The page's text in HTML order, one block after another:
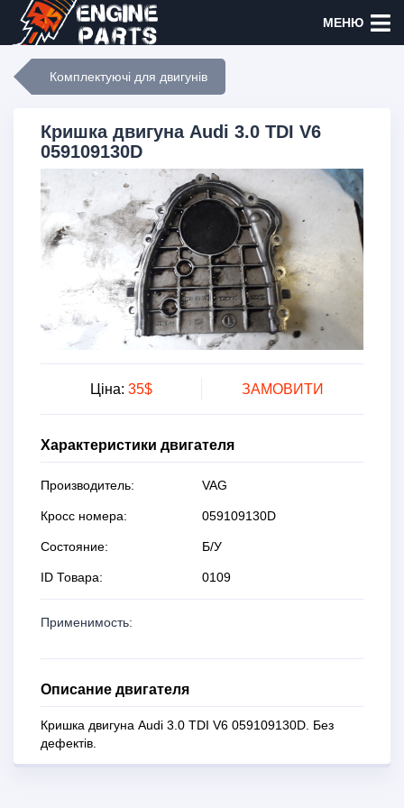
МЕНЮ
Комплектуючі для двигунів
Кришка двигуна Audi 3.0 TDI V6
059109130D
Ціна: 35$ ЗАМОВИТИ
Характеристики двигателя
Производитель: VAG
Кросс номера: 059109130D
Состояние: Б/У
ID Товара: 0109
Применимость:
Описание двигателя
Кришка двигуна Audi 3.0 TDI V6 059109130D. Без
дефектів.